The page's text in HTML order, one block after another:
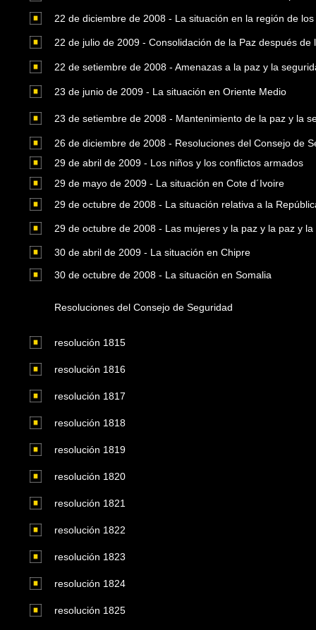
22 de diciembre de 2008 - La situación en la región de
22 de julio de 2009 - Consolidación de la Paz después de
22 de setiembre de 2008 - Amenazas a la paz y la
23 de junio de 2009 - La situación en Oriente Medio
23 de setiembre de 2008 - Mantenimiento de la paz y la
26 de diciembre de 2008 - Resoluciones del Consejo de
29 de abril de 2009 - Los niños y los conflictos armados
29 de mayo de 2009 - La situación en Cote d´Ivoire
29 de octubre de 2008 - La situación relativa a la
29 de octubre de 2008 - Las mujeres y la paz y la paz y la
30 de abril de 2009 - La situación en Chipre
30 de octubre de 2008 - La situación en Somalia
Resoluciones del Consejo de Seguridad
resolución 1815
resolución 1816
resolución 1817
resolución 1818
resolución 1819
resolución 1820
resolución 1821
resolución 1822
resolución 1823
resolución 1824
resolución 1825